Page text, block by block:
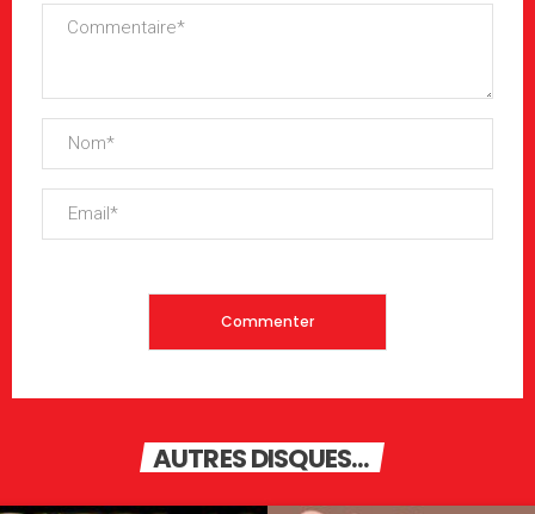
AUTRES DISQUES...